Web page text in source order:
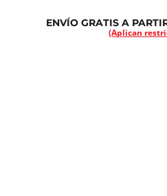
ENVÍO GRATIS A
(Aplican